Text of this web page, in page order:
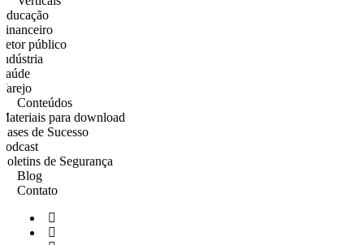
público
Conteúdos
para download
de Sucesso
de Segurança
Blog
Contato